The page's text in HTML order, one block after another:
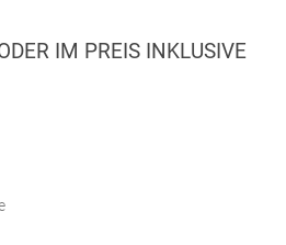
IM PREIS INKLUSIVE